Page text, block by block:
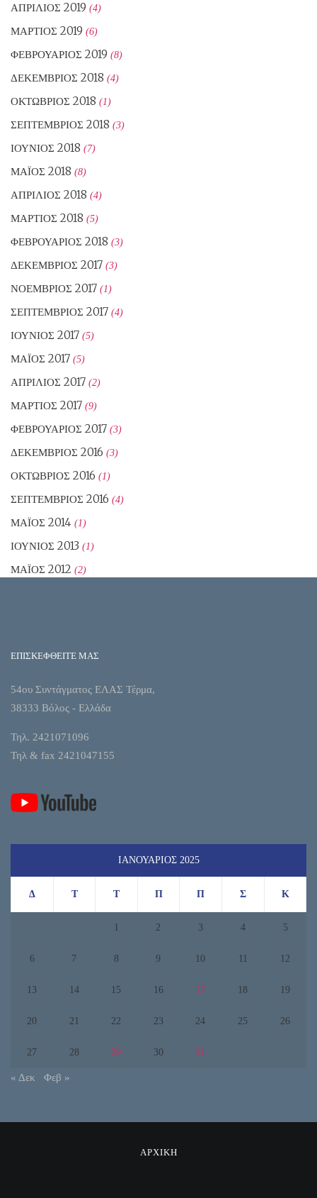
ΑΠΡΊΛΙΟΣ 2019 (4)
ΜΆΡΤΙΟΣ 2019 (6)
ΦΕΒΡΟΥΆΡΙΟΣ 2019 (8)
ΔΕΚΈΜΒΡΙΟΣ 2018 (4)
ΟΚΤΏΒΡΙΟΣ 2018 (1)
ΣΕΠΤΈΜΒΡΙΟΣ 2018 (3)
ΙΟΎΝΙΟΣ 2018 (7)
ΜΆΙΟΣ 2018 (8)
ΑΠΡΊΛΙΟΣ 2018 (4)
ΜΆΡΤΙΟΣ 2018 (5)
ΦΕΒΡΟΥΆΡΙΟΣ 2018 (3)
ΔΕΚΈΜΒΡΙΟΣ 2017 (3)
ΝΟΈΜΒΡΙΟΣ 2017 (1)
ΣΕΠΤΈΜΒΡΙΟΣ 2017 (4)
ΙΟΎΝΙΟΣ 2017 (5)
ΜΆΙΟΣ 2017 (5)
ΑΠΡΊΛΙΟΣ 2017 (2)
ΜΆΡΤΙΟΣ 2017 (9)
ΦΕΒΡΟΥΆΡΙΟΣ 2017 (3)
ΔΕΚΈΜΒΡΙΟΣ 2016 (3)
ΟΚΤΏΒΡΙΟΣ 2016 (1)
ΣΕΠΤΈΜΒΡΙΟΣ 2016 (4)
ΜΆΙΟΣ 2014 (1)
ΙΟΎΝΙΟΣ 2013 (1)
ΜΆΙΟΣ 2012 (2)
ΕΠΙΣΚΕΦΘΕΙΤΕ ΜΑΣ
54ου Συντάγματος ΕΛΑΣ Τέρμα,
38333 Βόλος - Ελλάδα
Τηλ. 2421071096
Τηλ & fax 2421047155
ΙΑΝΟΥΆΡΙΟΣ 2025
Δ Τ Τ Π Π Σ Κ
1 2 3 4 5
6 7 8 9 10 11 12
13 14 15 16 17 18 19
20 21 22 23 24 25 26
27 28 29 30 31
« Δεκ Φεβ »
ΑΡΧΙΚΗ